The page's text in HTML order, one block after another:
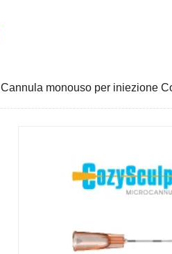
Cannula monouso per iniezione